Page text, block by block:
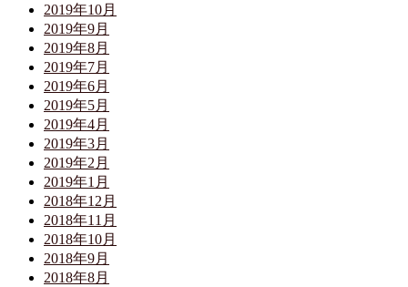
2019年10月
2019年9月
2019年8月
2019年7月
2019年6月
2019年5月
2019年4月
2019年3月
2019年2月
2019年1月
2018年12月
2018年11月
2018年10月
2018年9月
2018年8月